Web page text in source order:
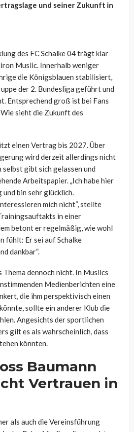
und seiner Zukunft in
des FC Schalke 04 trägt klar
Muslic. Innerhalb weniger
die Königsblauen stabilisiert,
der 2. Bundesliga geführt und
Entsprechend groß ist bei Fans
sieht die Zukunft des
einen Vertrag bis 2027. Über
wird derzeit allerdings nicht
gibt sich gelassen und
Arbeitspapier. „Ich habe hier
bin sehr glücklich.
mich nicht“, stellte
in einer
betont er regelmäßig, wie wohl
fühlt: Er sei auf Schalke
dankbar“.
Thema dennoch nicht. In Muslics
Medienberichten eine
die ihm perspektivisch einen
sollte ein anderer Klub die
Angesichts der sportlichen
gilt es als wahrscheinlich, dass
könnten.
Baumann
Vertrauen in
als auch die Vereinsführung